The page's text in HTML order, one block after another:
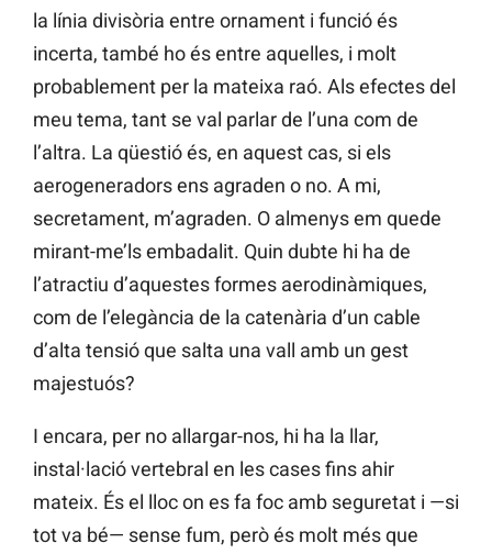
la línia divisòria entre ornament i funció és
incerta, també ho és entre aquelles, i molt
probablement per la mateixa raó. Als efectes del
meu tema, tant se val parlar de l’una com de
l’altra. La qüestió és, en aquest cas, si els
aerogeneradors ens agraden o no. A mi,
secretament, m’agraden. O almenys em quede
mirant-me’ls embadalit. Quin dubte hi ha de
l’atractiu d’aquestes formes aerodinàmiques,
com de l’elegància de la catenària d’un cable
d’alta tensió que salta una vall amb un gest
majestuós?
I encara, per no allargar-nos, hi ha la llar,
instal·lació vertebral en les cases fins ahir
mateix. És el lloc on es fa foc amb seguretat i —si
tot va bé— sense fum, però és molt més que